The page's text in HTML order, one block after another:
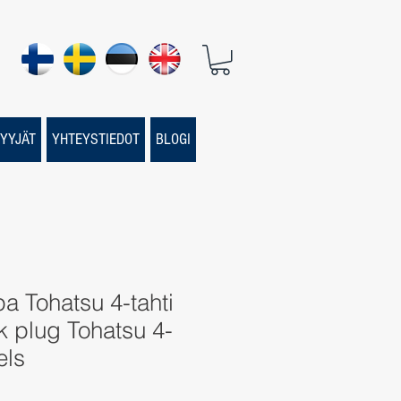
YHTEYSTIEDOT BLOGI
Tohatsu 4-tahti
plug Tohatsu 4-